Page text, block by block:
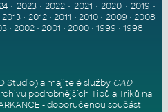
• 2023•2022 • 2021 •2020 • 2019 •
2013 • 2012•2011 • 2010• 2009 •2008
• 2002• 2001 • 2000• 1999 • 1998
Studio) a majitelé služby CAD
podrobnějších Tipů a Triků na
- doporučenou součást